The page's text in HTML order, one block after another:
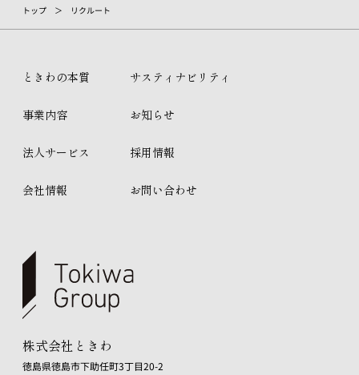
トップ リクルート
ときわの本質
事業内容
法人サービス
会社情報
サスティナビリティ
お知らせ
採用情報
お問い合わせ
株式会社ときわ
徳島県徳島市下助任町3丁目20-2